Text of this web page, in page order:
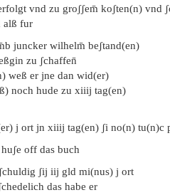
vnd zu groʃʃem̄ koʃten(n) vnd
alß fur
juncker wilhelm̄ beʃtand(en)
zu ʃchaffen̄
weß er jne dan wid(er)
noch hude zu xiiij tag(en)
j ort jn xiiij tag(en) ʃi no(n) tu(n)c
off das buch
ʃij iij gld mi(nus) j ort
das habe er